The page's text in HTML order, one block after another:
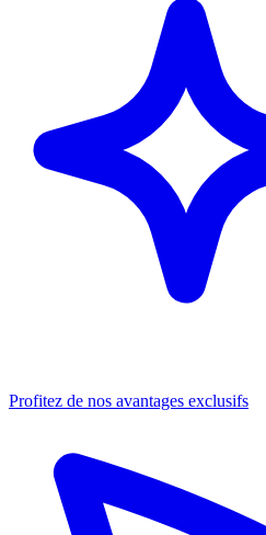
Profitez de nos avantages exclusifs